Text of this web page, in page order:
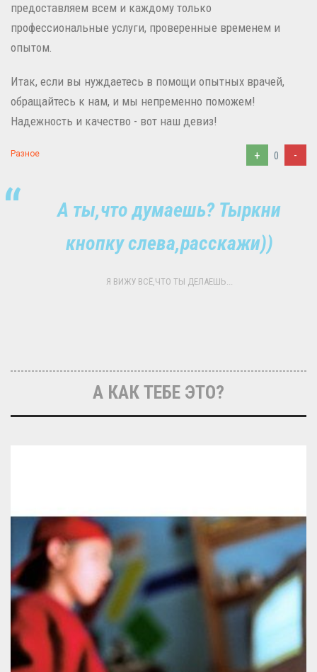
предоставляем всем и каждому только
профессиональные услуги, проверенные временем и
опытом.
Итак, если вы нуждаетесь в помощи опытных врачей,
обращайтесь к нам, и мы непременно поможем!
Надежность и качество - вот наш девиз!
Разное + 0 -
А ты,что думаешь? Тыркни
кнопку слева,расскажи))
Я ВИЖУ ВСЁ,ЧТО ТЫ ДЕЛАЕШЬ...
А КАК ТЕБЕ ЭТО?